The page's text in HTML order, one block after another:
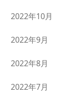
2022年10月
2022年9月
2022年8月
2022年7月